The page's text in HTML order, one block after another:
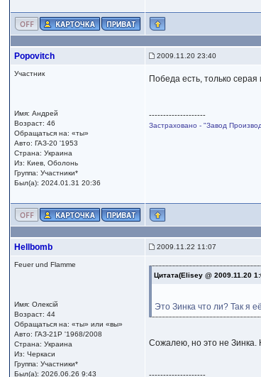
Popovitch 2009.11.20 23:40
Участник
Имя: Андрей
Возраст: 46
Обращаться на: «ты»
Авто: ГАЗ-20 '1953
Страна: Украина
Из: Киев, Оболонь
Группа: Участники*
Был(а): 2024.01.31 20:36
Победа есть, только
--------------------
Застраховано - "Завод
Hellbomb 2009.11.22 11:07
Feuer und Flamme
Имя: Олексій
Возраст: 44
Обращаться на: «ты» или «вы»
Авто: ГАЗ-21Р '1968/2008
Страна: Украина
Из: Черкаси
Группа: Участники*
Был(а): 2026.06.26 9:43
Цитата(Elisey @ 2009.11.20
Это Зинка что ли? Так я
Сожалею, но это не Зинка.
--------------------